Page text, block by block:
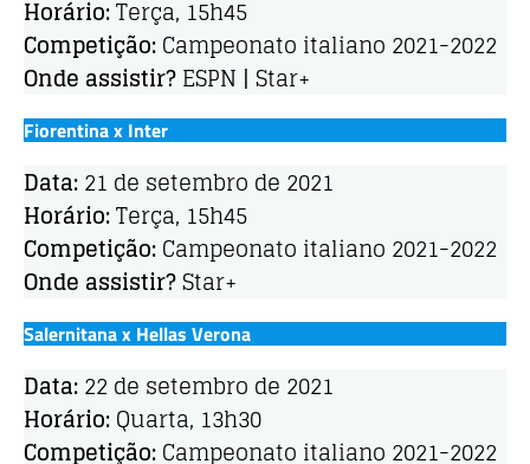
Horário:Terça, 15h45
Competição:Campeonato italiano 2021-2022
Onde assistir?ESPN | Star+
Fiorentina x Inter
Data:21 de setembro de 2021
Horário:Terça, 15h45
Competição:Campeonato italiano 2021-2022
Onde assistir?Star+
Salernitana x Hellas Verona
Data:22 de setembro de 2021
Horário:Quarta, 13h30
Competição:Campeonato italiano 2021-2022